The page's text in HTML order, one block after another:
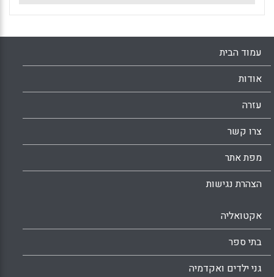
עמוד הבית
אודות
עזרה
צרו קשר
מפת אתר
הצהרת נגישות
אקטואליה
בתי ספר
גני ילדים ואקדמיה